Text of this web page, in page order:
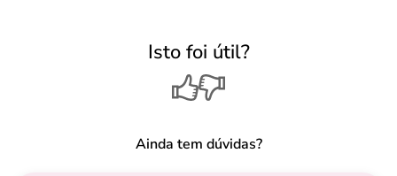
Isto foi útil?
Ainda tem dúvidas?